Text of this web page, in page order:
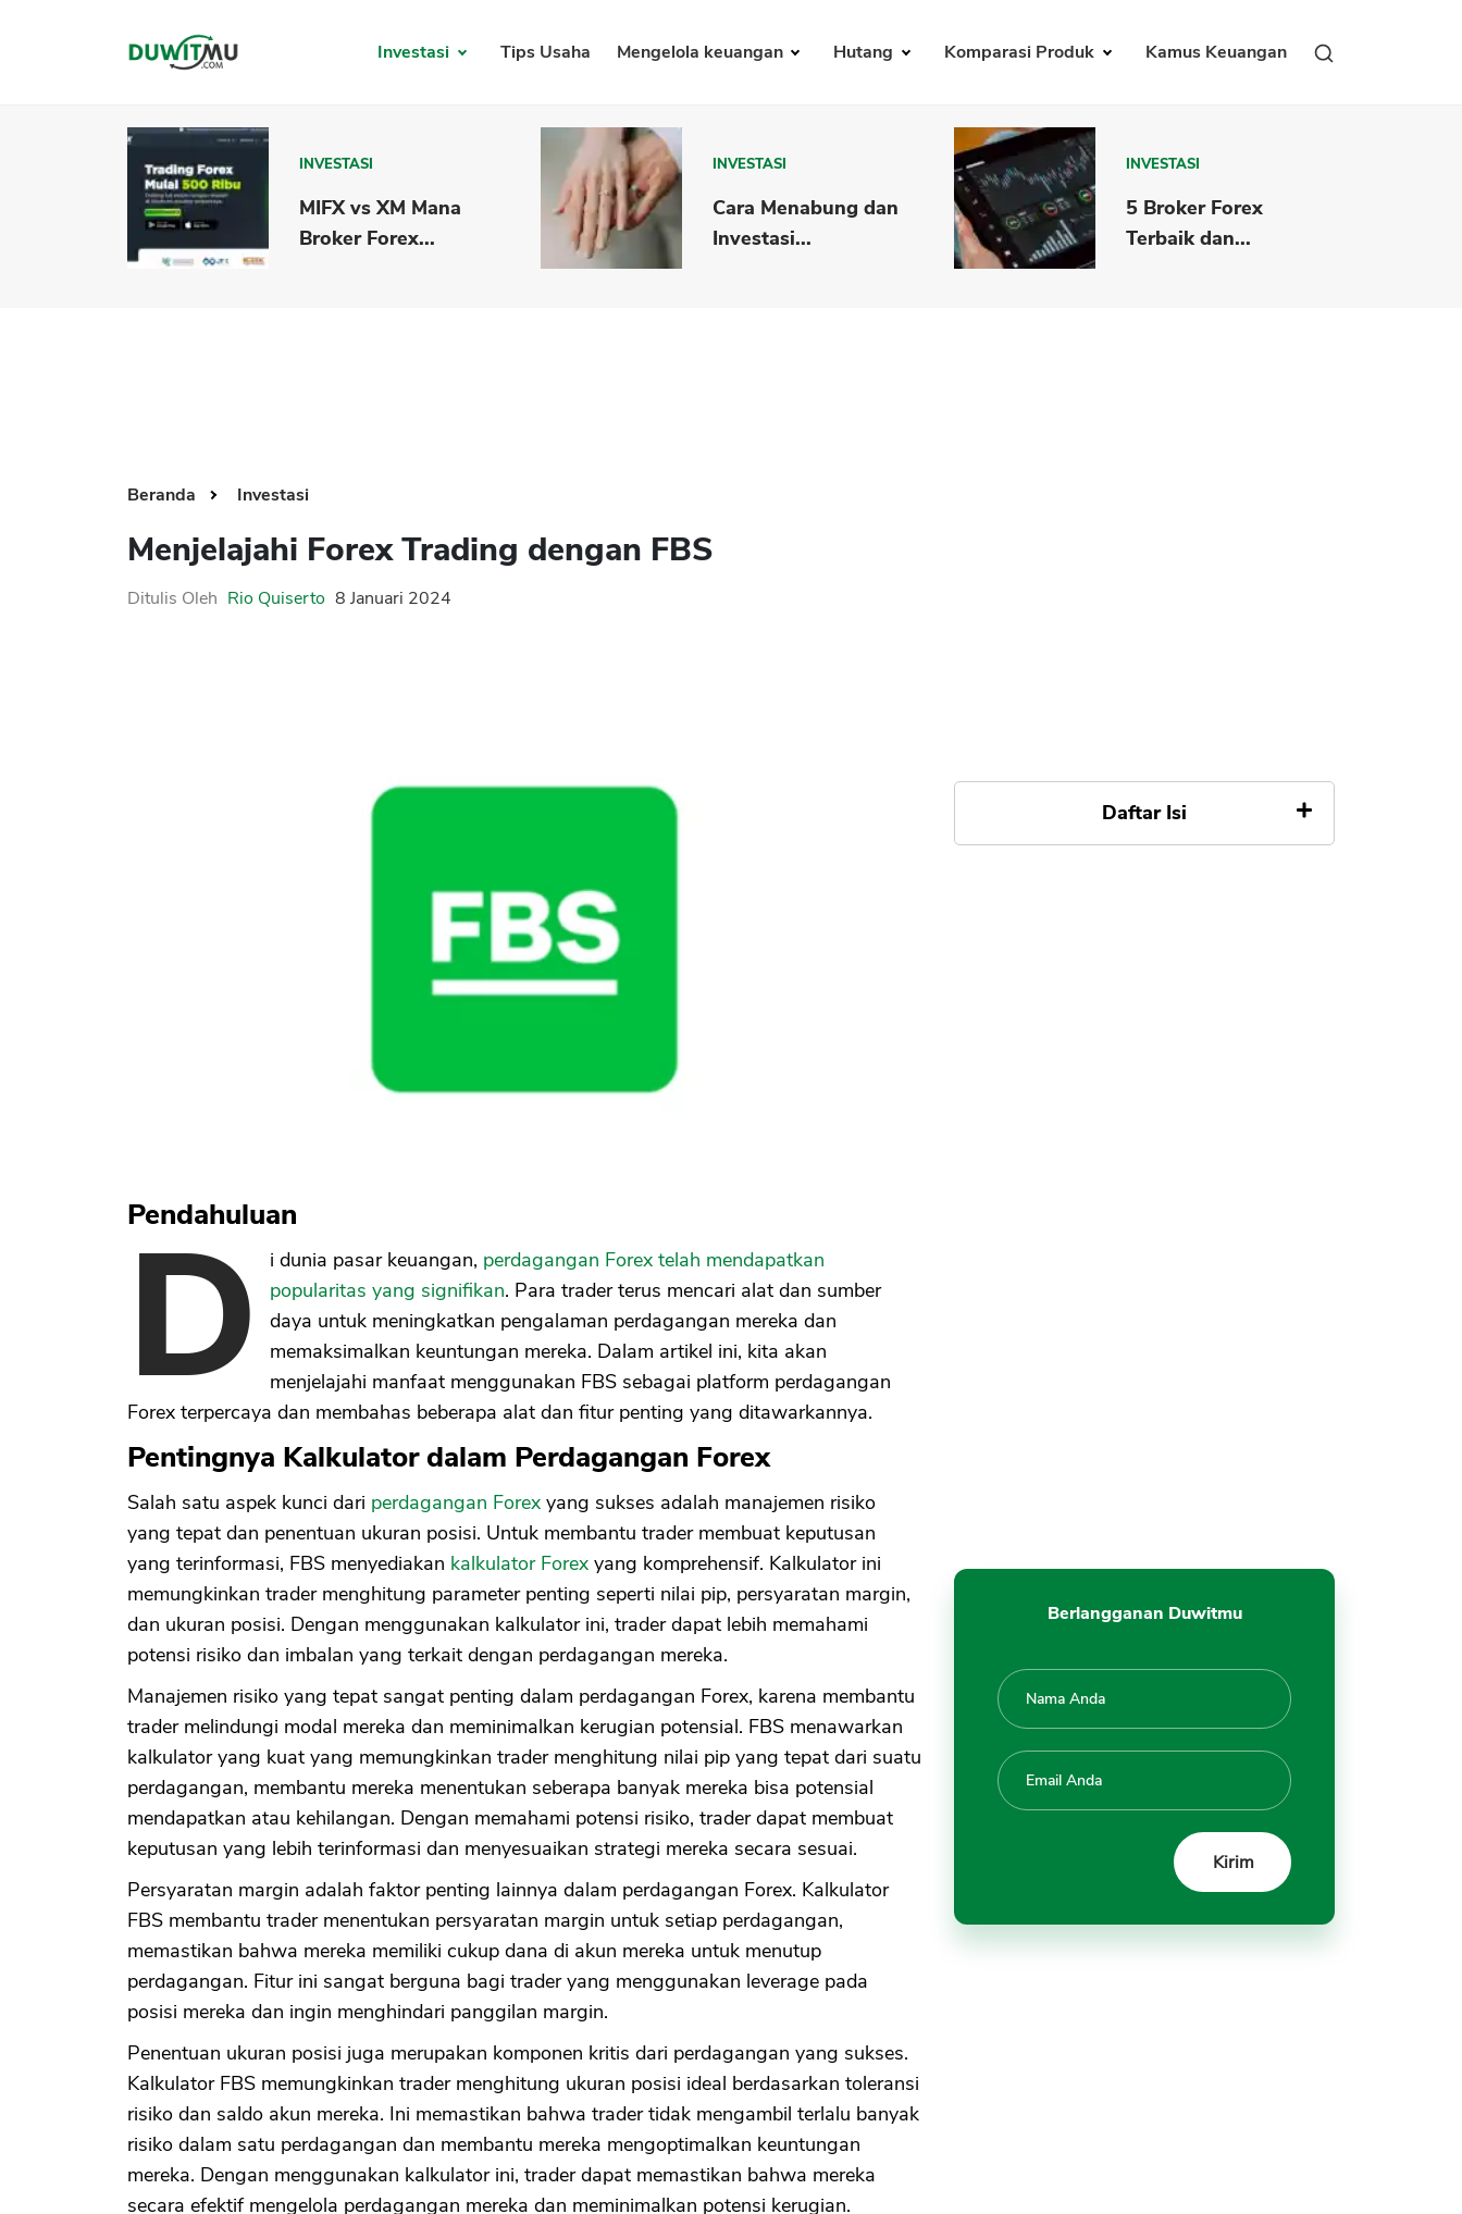
Investasi Tips Usaha Mengelola keuangan Hutang Komparasi Produk Kamus Keuangan
INVESTASI
MIFX vs XM Mana
Broker Forex...
INVESTASI
Cara Menabung dan
Investasi...
INVESTASI
5 Broker Forex
Terbaik dan...
Beranda Investasi
Menjelajahi Forex Trading dengan FBS
Ditulis Oleh Rio Quiserto 8 Januari 2024
Pendahuluan
D i dunia pasar keuangan, perdagangan Forex telah mendapatkan
popularitas yang signifikan. Para trader terus mencari alat dan sumber
daya untuk meningkatkan pengalaman perdagangan mereka dan
memaksimalkan keuntungan mereka. Dalam artikel ini, kita akan
menjelajahi manfaat menggunakan FBS sebagai platform perdagangan
Forex terpercaya dan membahas beberapa alat dan fitur penting yang ditawarkannya.
Pentingnya Kalkulator dalam Perdagangan Forex
Salah satu aspek kunci dari perdagangan Forex yang sukses adalah manajemen risiko
yang tepat dan penentuan ukuran posisi. Untuk membantu trader membuat keputusan
yang terinformasi, FBS menyediakan kalkulator Forex yang komprehensif. Kalkulator ini
memungkinkan trader menghitung parameter penting seperti nilai pip, persyaratan margin,
dan ukuran posisi. Dengan menggunakan kalkulator ini, trader dapat lebih memahami
potensi risiko dan imbalan yang terkait dengan perdagangan mereka.
Manajemen risiko yang tepat sangat penting dalam perdagangan Forex, karena membantu
trader melindungi modal mereka dan meminimalkan kerugian potensial. FBS menawarkan
kalkulator yang kuat yang memungkinkan trader menghitung nilai pip yang tepat dari suatu
perdagangan, membantu mereka menentukan seberapa banyak mereka bisa potensial
mendapatkan atau kehilangan. Dengan memahami potensi risiko, trader dapat membuat
keputusan yang lebih terinformasi dan menyesuaikan strategi mereka secara sesuai.
Persyaratan margin adalah faktor penting lainnya dalam perdagangan Forex. Kalkulator
FBS membantu trader menentukan persyaratan margin untuk setiap perdagangan,
memastikan bahwa mereka memiliki cukup dana di akun mereka untuk menutup
perdagangan. Fitur ini sangat berguna bagi trader yang menggunakan leverage pada
posisi mereka dan ingin menghindari panggilan margin.
Penentuan ukuran posisi juga merupakan komponen kritis dari perdagangan yang sukses.
Kalkulator FBS memungkinkan trader menghitung ukuran posisi ideal berdasarkan toleransi
risiko dan saldo akun mereka. Ini memastikan bahwa trader tidak mengambil terlalu banyak
risiko dalam satu perdagangan dan membantu mereka mengoptimalkan keuntungan
mereka. Dengan menggunakan kalkulator ini, trader dapat memastikan bahwa mereka
secara efektif mengelola perdagangan mereka dan meminimalkan potensi kerugian.
Daftar Isi
Berlangganan Duwitmu